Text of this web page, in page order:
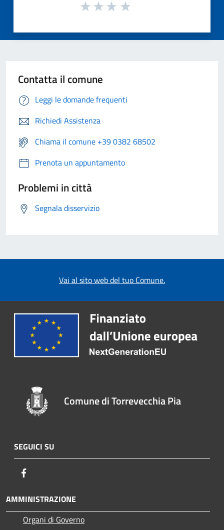
Contatta il comune
Leggi le domande frequenti
Richiedi Assistenza
Chiama il comune +39 0382 68502
Prenota un appuntamento
Problemi in città
Segnala disservizio
Vai al sito web del tuo Comune.
Comune di Torrevecchia Pia
SEGUICI SU
AMMINISTRAZIONE
Organi di Governo